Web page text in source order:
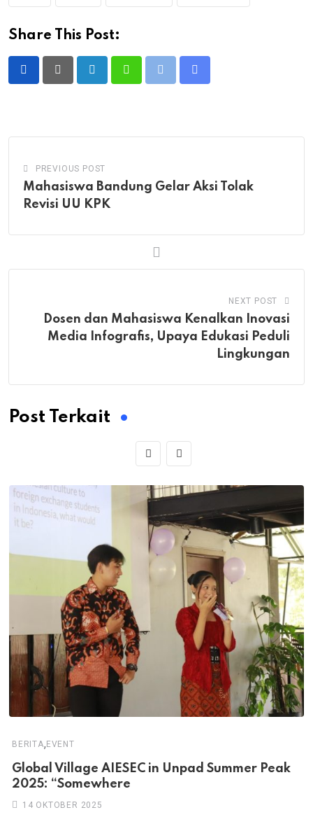
Share This Post:
LinkedIn WhatsappPrint
Share
PREVIOUS POST
Mahasiswa Bandung Gelar Aksi Tolak
Revisi UU KPK
NEXT POST
Dosen dan Mahasiswa Kenalkan Inovasi
Media Infografis, Upaya Edukasi Peduli
Lingkungan
Post Terkait
BERITA,EVENT
Global Village AIESEC in Unpad Summer Peak
2025: “Somewhere
14 OKTOBER 2025